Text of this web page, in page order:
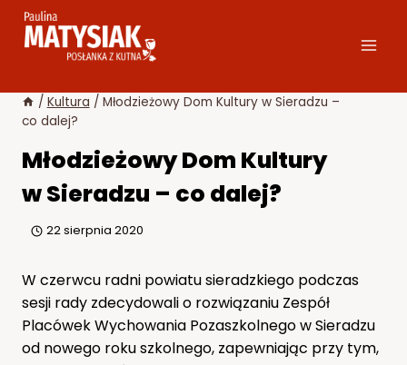
Przejdź
/ Kultura / Młodzieżowy Dom Kultury w Sieradzu –
co dalej?
Młodzieżowy Dom Kultury
w Sieradzu – co dalej?
22 sierpnia 2020
W czerwcu radni powiatu sieradzkiego podczas
sesji rady zdecydowali o rozwiązaniu Zespół
Placówek Wychowania Pozaszkolnego w Sieradzu
od nowego roku szkolnego, zapewniając przy tym,